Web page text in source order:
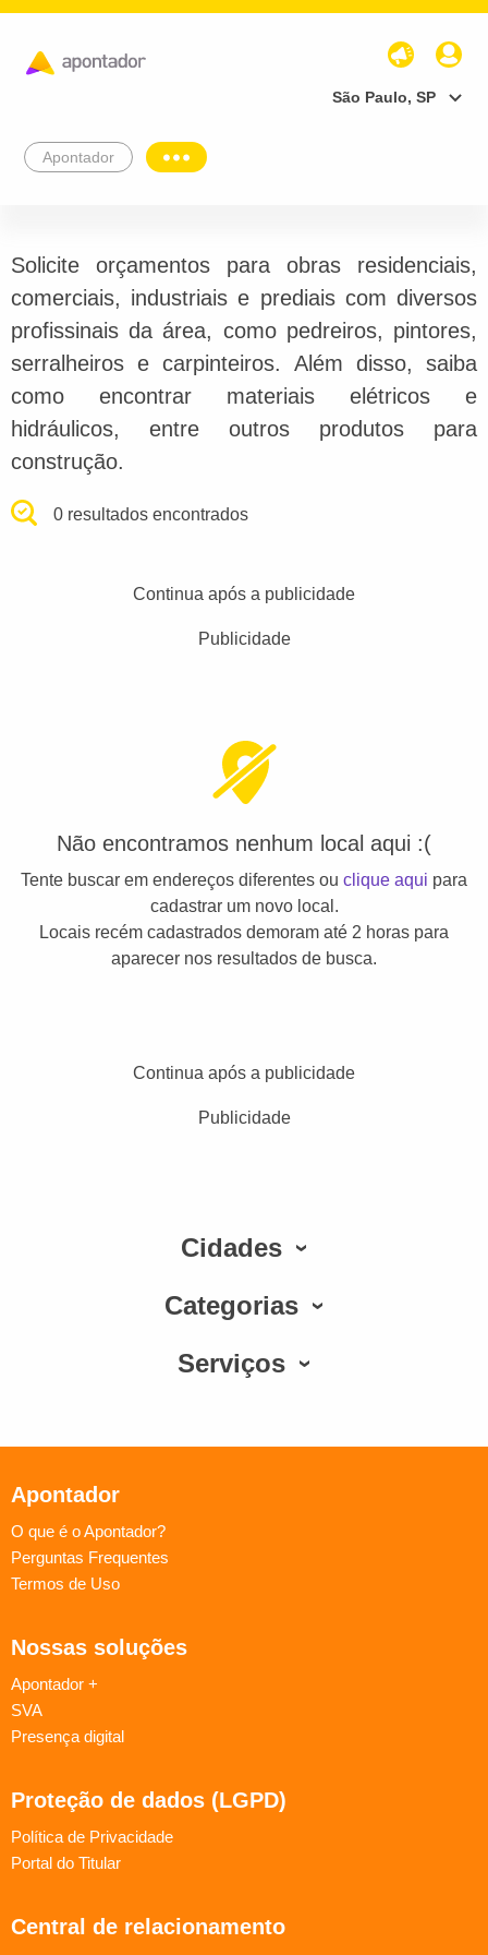
São Paulo, SP
Apontador
Solicite orçamentos para obras residenciais,
comerciais, industriais e prediais com diversos
profissinais da área, como pedreiros, pintores,
serralheiros e carpinteiros. Além disso, saiba
como encontrar materiais elétricos e
hidráulicos, entre outros produtos para
construção.
0 resultados encontrados
Continua após a publicidade
Publicidade
Não encontramos nenhum local aqui :(
Tente buscar em endereços diferentes ou clique aqui para
cadastrar um novo local.
Locais recém cadastrados demoram até 2 horas para
aparecer nos resultados de busca.
Continua após a publicidade
Publicidade
Cidades
Categorias
Serviços
Apontador
O que é o Apontador?
Perguntas Frequentes
Termos de Uso
Nossas soluções
Apontador +
SVA
Presença digital
Proteção de dados (LGPD)
Política de Privacidade
Portal do Titular
Central de relacionamento